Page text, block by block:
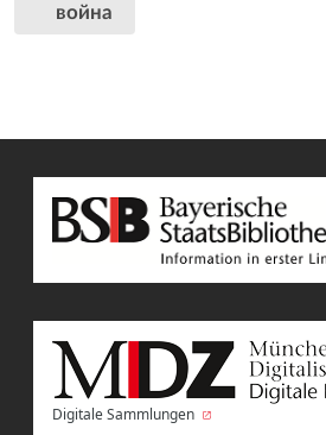
война
Digitale Sammlungen